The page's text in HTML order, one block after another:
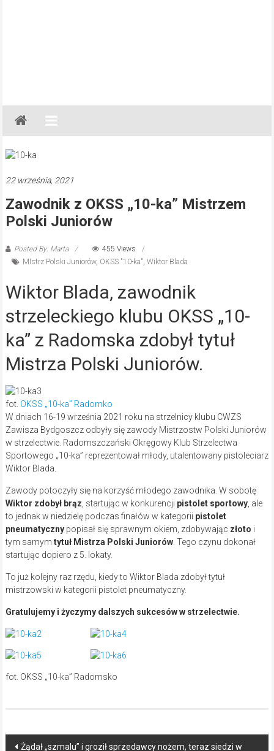
Gazeta
Regionalna
Częstochowa,
Lubliniec,
22 września, 2021
Zawodnik z OKSS „10-ka” Mistrzem
Polski Juniorów
Posted By: Marta
455 Views
MIstrz Polski Juniorów, OKSS "10-ka", Wiktor Blada
Wiktor Blada, zawodnik
strzeleckiego klubu OKSS „10-
ka” z Radomska zdobył tytuł
Mistrza Polski Juniorów.
fot. OKSS „10-ka” Radomko
W dniach 16-19 września 2021 roku na strzelnicy klubu CWZS
Zawisza Bydgoszcz odbyły się zawody Mistrzostw Polski Juniorów
w strzelectwie. Radomszczański Okręgowy Klub Strzelectwa
Sportowego „10-ka” reprezentował młody, utalentowany pistoleciarz
Wiktor Blada.
Zawody potoczyły się na korzyść młodego zawodnika. W sobotę
Wiktor zdobył brąz , startując w konkurencji pistolet sportowy, ale
to jednak w niedzielę podczas finałów w kategorii pistolet
pneumatyczny popisał się sprawnym okiem, zdobywając złoto i
tym samym tytuł Mistrza Polski Juniorów. Tego czynu dokonał
startując dopiero z 5. lokaty.
To już kolejny raz rzędu, kiedy to Wiktor Blada zdobył tytuł
mistrzowski w kategorii pistolet pneumatyczny.
Gratulujemy i życzymy dalszych sukcesów w strzelectwie.
fot. OKSS „10-ka” Radomsko
Post
Żądał „szmalu” i groził sprzedawcy nożem, teraz siedzi w